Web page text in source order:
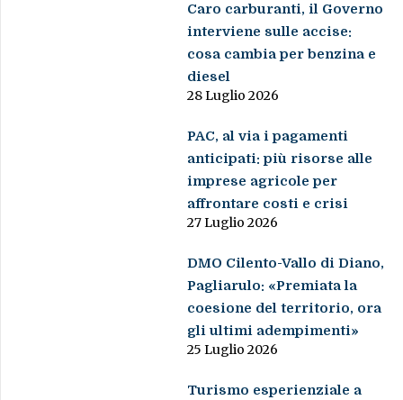
Caro carburanti, il Governo
interviene sulle accise:
cosa cambia per benzina e
diesel
28 Luglio 2026
PAC, al via i pagamenti
anticipati: più risorse alle
imprese agricole per
affrontare costi e crisi
27 Luglio 2026
DMO Cilento-Vallo di Diano,
Pagliarulo: «Premiata la
coesione del territorio, ora
gli ultimi adempimenti»
25 Luglio 2026
Turismo esperienziale a